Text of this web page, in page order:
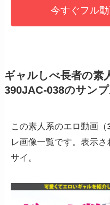
今すぐフル
ギャルしべ長者の素
390JAC-038のサン
この素人系のエロ動画（
レ画像一覧です。表示
サイ。